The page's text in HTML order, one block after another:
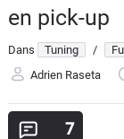
Guide
d'achat
Electriques
Utilitaires
en pick-up
Dans Tuning /
Adrien Raseta
7